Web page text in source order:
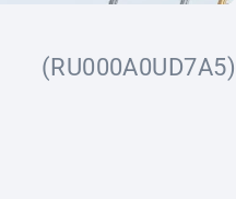
(RU000A0UD7A5)